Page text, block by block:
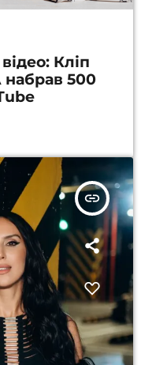
Кліп
набрав 500
insert_link